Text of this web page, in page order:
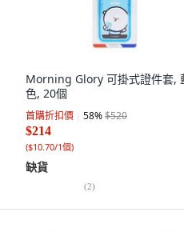
Morning Glory 可掛式證件套,
色, 20個
首購折扣價 58%$520
$214
($10.70/1個)
缺貨
(2)